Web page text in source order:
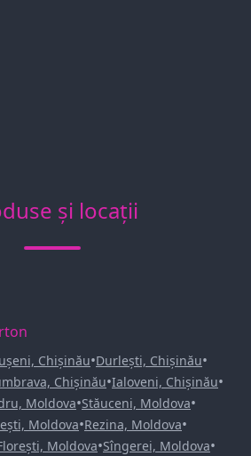
și locații
Chișinău•Durlești, Chișinău•
Chișinău•Ialoveni, Chișinău•
Moldova•Stăuceni, Moldova•
Moldova•Rezina, Moldova•
Moldova•Sîngerei, Moldova•